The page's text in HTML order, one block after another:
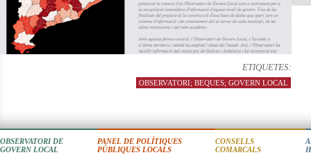
ETIQUETES:
OBSERVATORI; BEQUES; GOVERN LOCAL
CONSELLS
COMARCALS
PANEL DE POLÍTIQUES
PÚBLIQUES LOCALS
OBSERVATORI DE
GOVERN LOCAL